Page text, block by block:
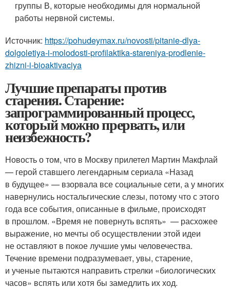
группы В, которые необходимы для нормальной
работы нервной системы.
Источник: https://pohudeymax.ru/novosti/pitanie-dlya-
dolgoletiya-i-molodosti-profilaktika-stareniya-prodlenie-
zhizni-i-bioaktivaciya
Лучшие препараты против
старения. Старение:
запрограммированный процесс,
который можно прервать, или
неизбежность?
Новость о том, что в Москву прилетел Мартин Макфлай
— герой ставшего легендарным сериала «Назад
в будущее» — взорвала все социальные сети, а у многих
навернулись ностальгические слезы, потому что с этого
года все события, описанные в фильме, происходят
в прошлом. «Время не повернуть вспять» — расхожее
выражение, но мечты об осуществлении этой идеи
не оставляют в покое лучшие умы человечества.
Течение времени подразумевает, увы, старение,
и ученые пытаются направить стрелки «биологических
часов» вспять или хотя бы замедлить их ход.